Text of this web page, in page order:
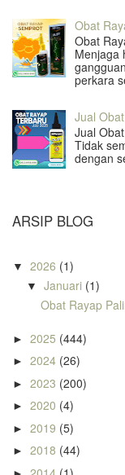
Obat
Obat
Menjaga
perkara
Jual
Jual
Tidak
dengan
ARSIP BLOG
▼ 2026 (1)
▼ Januari (1)
Obat Rayap
► 2025 (444)
► 2024 (26)
► 2023 (200)
► 2020 (4)
► 2019 (5)
► 2018 (44)